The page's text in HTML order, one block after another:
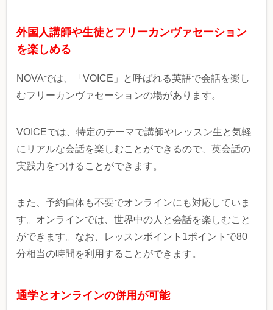
外国人講師や生徒とフリーカンヴァセーション
を楽しめる
NOVAでは、「VOICE」
と呼ばれる英語で会話を楽し
むフリーカンヴァセーションの場があります。
VOICEでは、特定のテーマで講師やレッスン生と気軽
にリアルな会話を楽しむことができるので、英会話の
実践力をつけることができます。
また、予約自体も不要でオンラインにも対応していま
す。オンラインでは、世界中の人と会話を楽しむこと
ができます。なお、レッスンポイント1ポイントで80
分相当の時間を利用することができます。
通学とオンラインの併用が可能